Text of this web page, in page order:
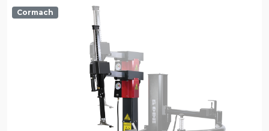
Cormach